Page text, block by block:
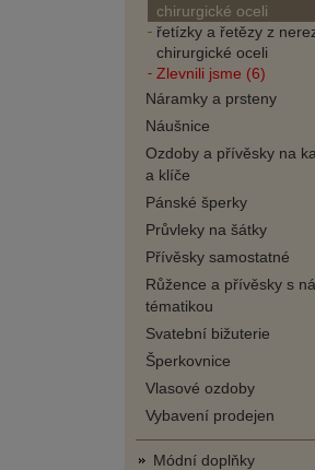
chirurgické oceli
řetízky a řetězy z
chirurgické oceli
Zlevnili jsme (6)
Náramky a prsteny
Náušnice
Ozdoby a přívěsky na
a klíče
Pánské šperky
Průvleky na šátky
Přívěsky samostatné
Růžence a přívěsky s
tématikou
Svatební bižuterie
Šperkovnice
Vlasové ozdoby
Vybavení prodejen
Módní doplňky